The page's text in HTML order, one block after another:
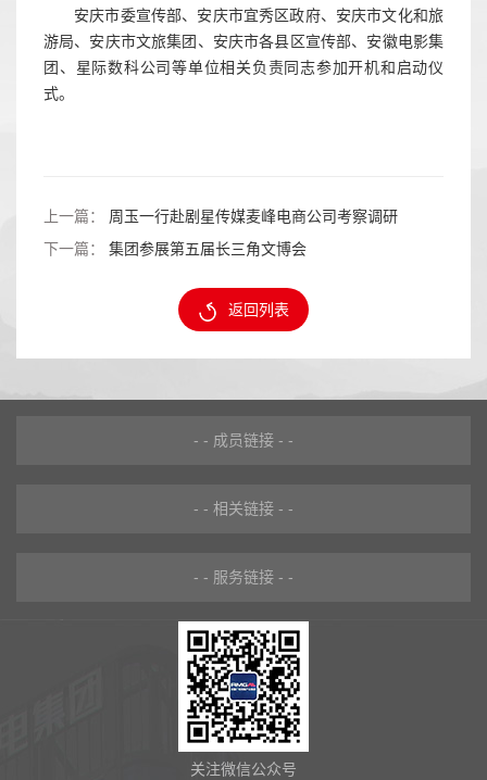
安庆市委宣传部、安庆市宜秀区政府、安庆市文化和旅
游局、安庆市文旅集团、安庆市各县区宣传部、安徽电影集
团、星际数科公司等单位相关负责同志参加开机和启动仪
式。
上一篇：
周玉一行赴剧星传媒麦峰电商公司考察调研
下一篇：
集团参展第五届长三角文博会
返回列表
- - 成员链接 - -
- - 相关链接 - -
- - 服务链接 - -
关注微信公众号